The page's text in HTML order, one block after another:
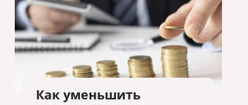
Как уменьшить